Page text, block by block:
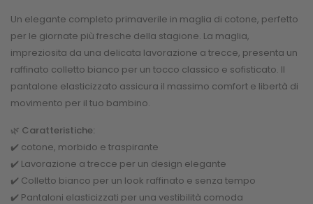
Un elegante completo primaverile in maglia di cotone, perfetto
per le giornate più fresche della stagione. La maglia,
impreziosita da una delicata lavorazione a trecce, presenta un
raffinato colletto bianco per un tocco classico e sofisticato. Il
pantalone elasticizzato assicura il massimo comfort e libertà di
movimento per il tuo bambino.
🌿 Caratteristiche:
✔️ cotone, morbido e traspirante
✔️ Lavorazione a trecce per un design elegante
✔️ Colletto bianco per un look raffinato e senza tempo
✔️ Pantaloni elasticizzati per una vestibilità comoda